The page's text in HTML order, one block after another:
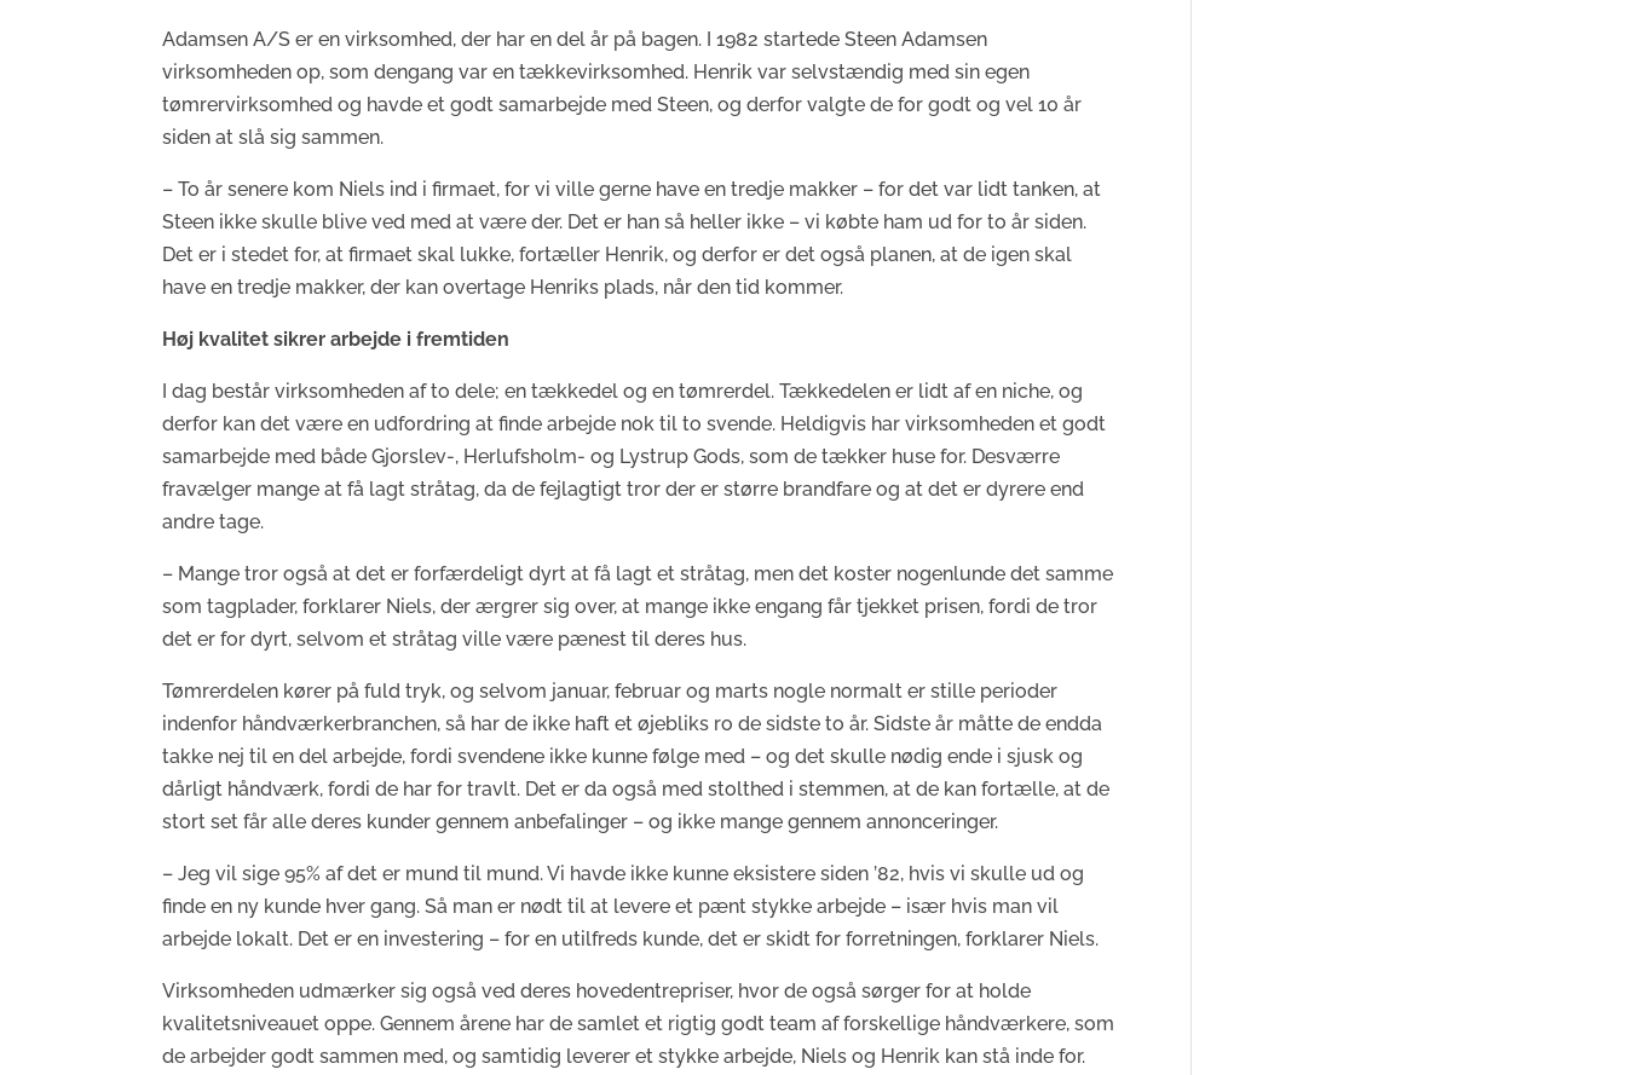
Adamsen A/S er en virksomhed, der har en del år på bagen. I 1982 startede Steen Adamsen
virksomheden op, som dengang var en tækkevirksomhed. Henrik var selvstændig med sin egen
tømrervirksomhed og havde et godt samarbejde med Steen, og derfor valgte de for godt og vel 10 år
siden at slå sig sammen.
– To år senere kom Niels ind i firmaet, for vi ville gerne have en tredje makker – for det var lidt tanken, at
Steen ikke skulle blive ved med at være der. Det er han så heller ikke – vi købte ham ud for to år siden.
Det er i stedet for, at firmaet skal lukke, fortæller Henrik, og derfor er det også planen, at de igen skal
have en tredje makker, der kan overtage Henriks plads, når den tid kommer.
Høj kvalitet sikrer arbejde i fremtiden
I dag består virksomheden af to dele; en tækkedel og en tømrerdel. Tækkedelen er lidt af en niche, og
derfor kan det være en udfordring at finde arbejde nok til to svende. Heldigvis har virksomheden et godt
samarbejde med både Gjorslev-, Herlufsholm- og Lystrup Gods, som de tækker huse for. Desværre
fravælger mange at få lagt stråtag, da de fejlagtigt tror der er større brandfare og at det er dyrere end
andre tage.
– Mange tror også at det er forfærdeligt dyrt at få lagt et stråtag, men det koster nogenlunde det samme
som tagplader, forklarer Niels, der ærgrer sig over, at mange ikke engang får tjekket prisen, fordi de tror
det er for dyrt, selvom et stråtag ville være pænest til deres hus.
Tømrerdelen kører på fuld tryk, og selvom januar, februar og marts nogle normalt er stille perioder
indenfor håndværkerbranchen, så har de ikke haft et øjebliks ro de sidste to år. Sidste år måtte de endda
takke nej til en del arbejde, fordi svendene ikke kunne følge med – og det skulle nødig ende i sjusk og
dårligt håndværk, fordi de har for travlt. Det er da også med stolthed i stemmen, at de kan fortælle, at de
stort set får alle deres kunder gennem anbefalinger – og ikke mange gennem annonceringer.
– Jeg vil sige 95% af det er mund til mund. Vi havde ikke kunne eksistere siden ’82, hvis vi skulle ud og
finde en ny kunde hver gang. Så man er nødt til at levere et pænt stykke arbejde – især hvis man vil
arbejde lokalt. Det er en investering – for en utilfreds kunde, det er skidt for forretningen, forklarer Niels.
Virksomheden udmærker sig også ved deres hovedentrepriser, hvor de også sørger for at holde
kvalitetsniveauet oppe. Gennem årene har de samlet et rigtig godt team af forskellige håndværkere, som
de arbejder godt sammen med, og samtidig leverer et stykke arbejde, Niels og Henrik kan stå inde for.